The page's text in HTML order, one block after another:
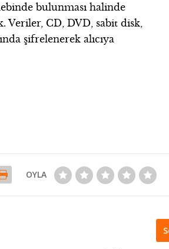
bulunması halinde
Veriler, CD, DVD, sabit disk,
şifrelenerek alıcıya
OYLA